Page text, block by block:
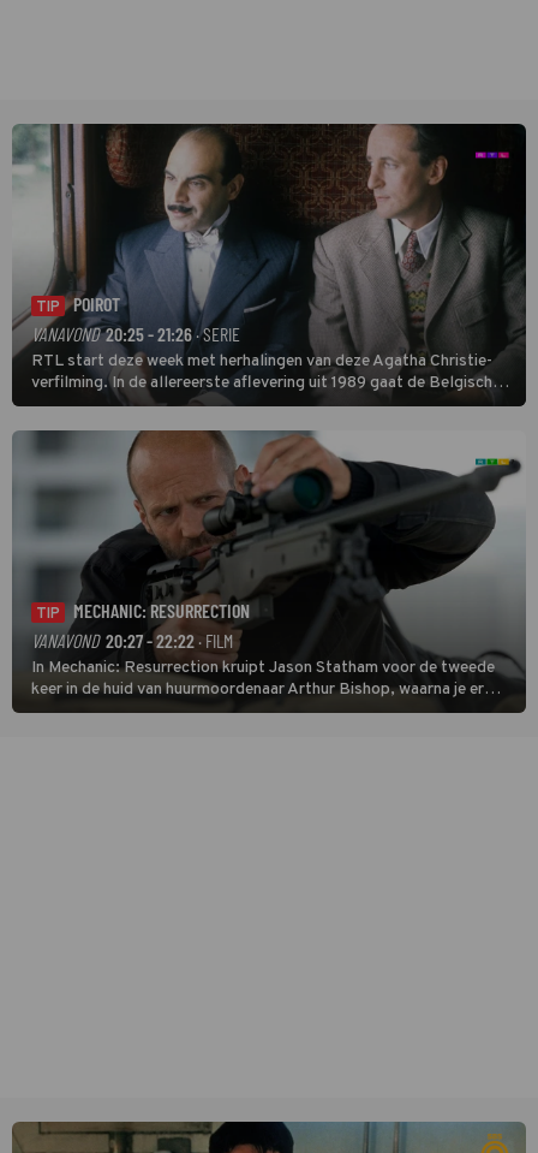
TIP
POIROT
VANAVOND 20:25 - 21:26 · SERIE
RTL start deze week met herhalingen van deze Agatha Christie-
verfilming. In de allereerste aflevering uit 1989 gaat de Belgische
speurder op zoek naar een vermiste kok. Poirot raakt al snel
verwikkeld in een moordzaak. (HH)
TIP
MECHANIC: RESURRECTION
VANAVOND 20:27 - 22:22· FILM
In Mechanic: Resurrection kruipt Jason Statham voor de tweede
keer in de huid van huurmoordenaar Arthur Bishop, waarna je er
donder op kunt zeggen dat er van Bishops geplande pensioen niet